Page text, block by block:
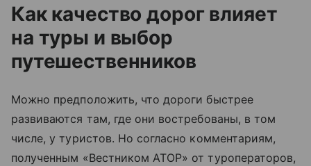
Как качество дорог влияет
на туры и выбор
путешественников
Можно предположить, что дороги быстрее
развиваются там, где они востребованы, в том
числе, у туристов. Но согласно комментариям,
полученным «Вестником АТОР» от туроператоров,